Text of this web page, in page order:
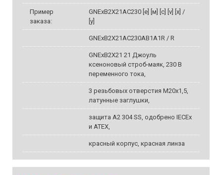
Пример
заказа:
GNExB2X21AC230 [e] [м] [с] [v] [x] /
[y]
GNExB2X21AC230AB1A1R / R
GNExB2X21 21 Джоуль
ксеноновый строб-маяк, 230 В
переменного тока,
3 резьбовых отверстия M20х1,5,
латунные заглушки,
защита A2 304 SS, одобрено IECEx
и ATEX,
красный корпус, красная линза